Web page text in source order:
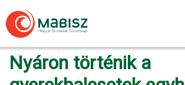
to
content
Nyáron történik a